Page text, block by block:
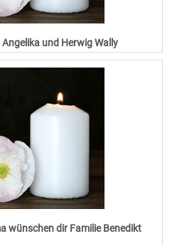
und Herwig Wally
wünschen dir Familie Benedikt